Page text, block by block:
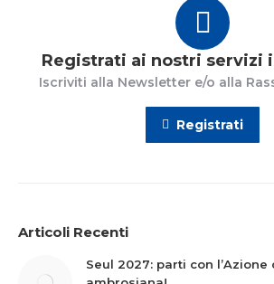
Registrati ai nostri servizi
Iscriviti alla Newsletter e/o alla
Registrati
Articoli Recenti
Seul 2027: parti con l’Azione